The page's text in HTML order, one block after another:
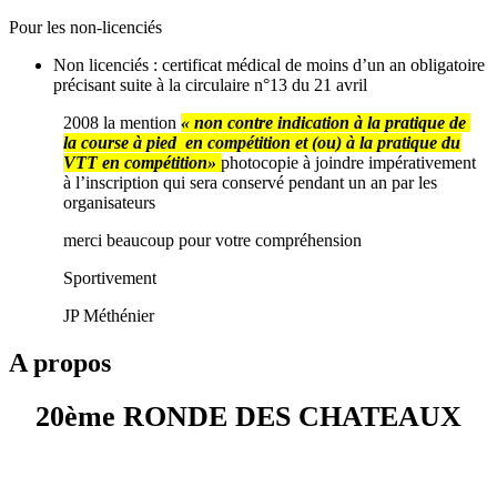
Pour les non-licenciés
Non licenciés : certificat médical de moins d’un an obligatoire
précisant suite à la circulaire n°13 du 21 avril
2008 la mention« non contre indication à la pratique de
la course à pied en compétition et (ou) à la pratique du
VTT en compétition»photocopie à joindre impérativement
à l’inscription qui sera conservé pendant un an par les
organisateurs
merci beaucoup pour votre compréhension
Sportivement
JP Méthénier
A propos
20ème RONDE DES CHATEAUX